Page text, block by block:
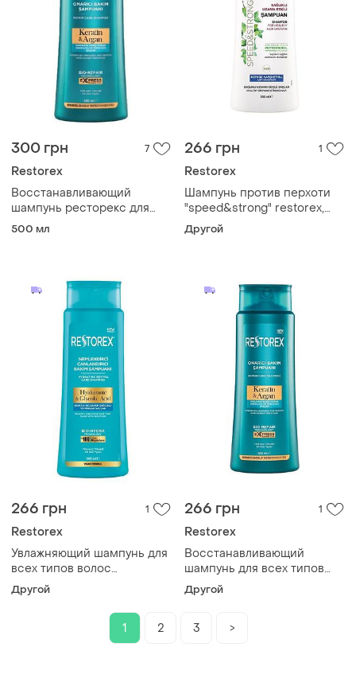
300 грн 7
Restorex
Восстанавливающий
шампунь ресторекс для
всех типов волос кератин и
500 мл
266 грн 1
Restorex
Шампунь против перхоти
"speed&strong" restorex,
500 мл (liv450107)
Другой
266 грн 1
Restorex
Увлажняющий шампунь для
всех типов волос
"гиалуроновая и гликолевая
кислоты" restorex, 500 м
Другой
266 грн 1
Restorex
Восстанавливающий
шампунь для всех типов
волос "кератин и арган"
restorex, 500 мл (liv450102)
Другой
1 2 3 >